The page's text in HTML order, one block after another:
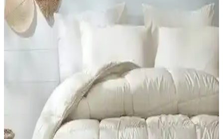
Yataş Dacron® Quallofil Tek Kişilik XL Yorgan, üstün ısı yalıtımı,
hafif ve yumuşak yapısıyla soğuk mevsimlerde ideal, estetik ve
dayanıklı uyku ürünüdür.
Yataş Mix&match Thalia ile Macaron Wellsoft Tek
Kişilik Yorgan Dolgu ve Kumaş Özellikleri
Bu karşılaştırma, Yataş Mix&match Thalia Tek Kişilik Yorgan
(Mürdüm) ile Macaron Wellsoft Tek Kişilik Yorgan (Krem) için
dolgu, gramaj, kumaş ve boyut gibi özellikleri karşılaştırır; kullanıcı
yorumları Konfor ve bakım deneyimlerini öne çıkarır.
Formeya Lüx Çocuk ve Tek Kişilik Yorganları
Karşılaştırması ve Kullanıcı Yorumları